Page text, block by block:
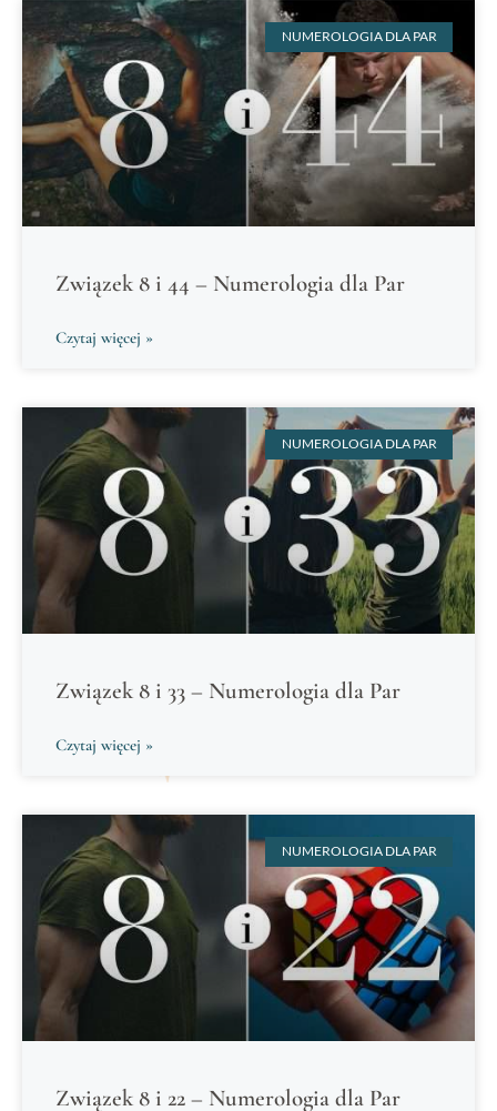
NUMEROLOGIA DLA PAR
Związek 8 i 44 – Numerologia dla Par
Czytaj więcej »
NUMEROLOGIA DLA PAR
Związek 8 i 33 – Numerologia dla Par
Czytaj więcej »
NUMEROLOGIA DLA PAR
Związek 8 i 22 – Numerologia dla Par